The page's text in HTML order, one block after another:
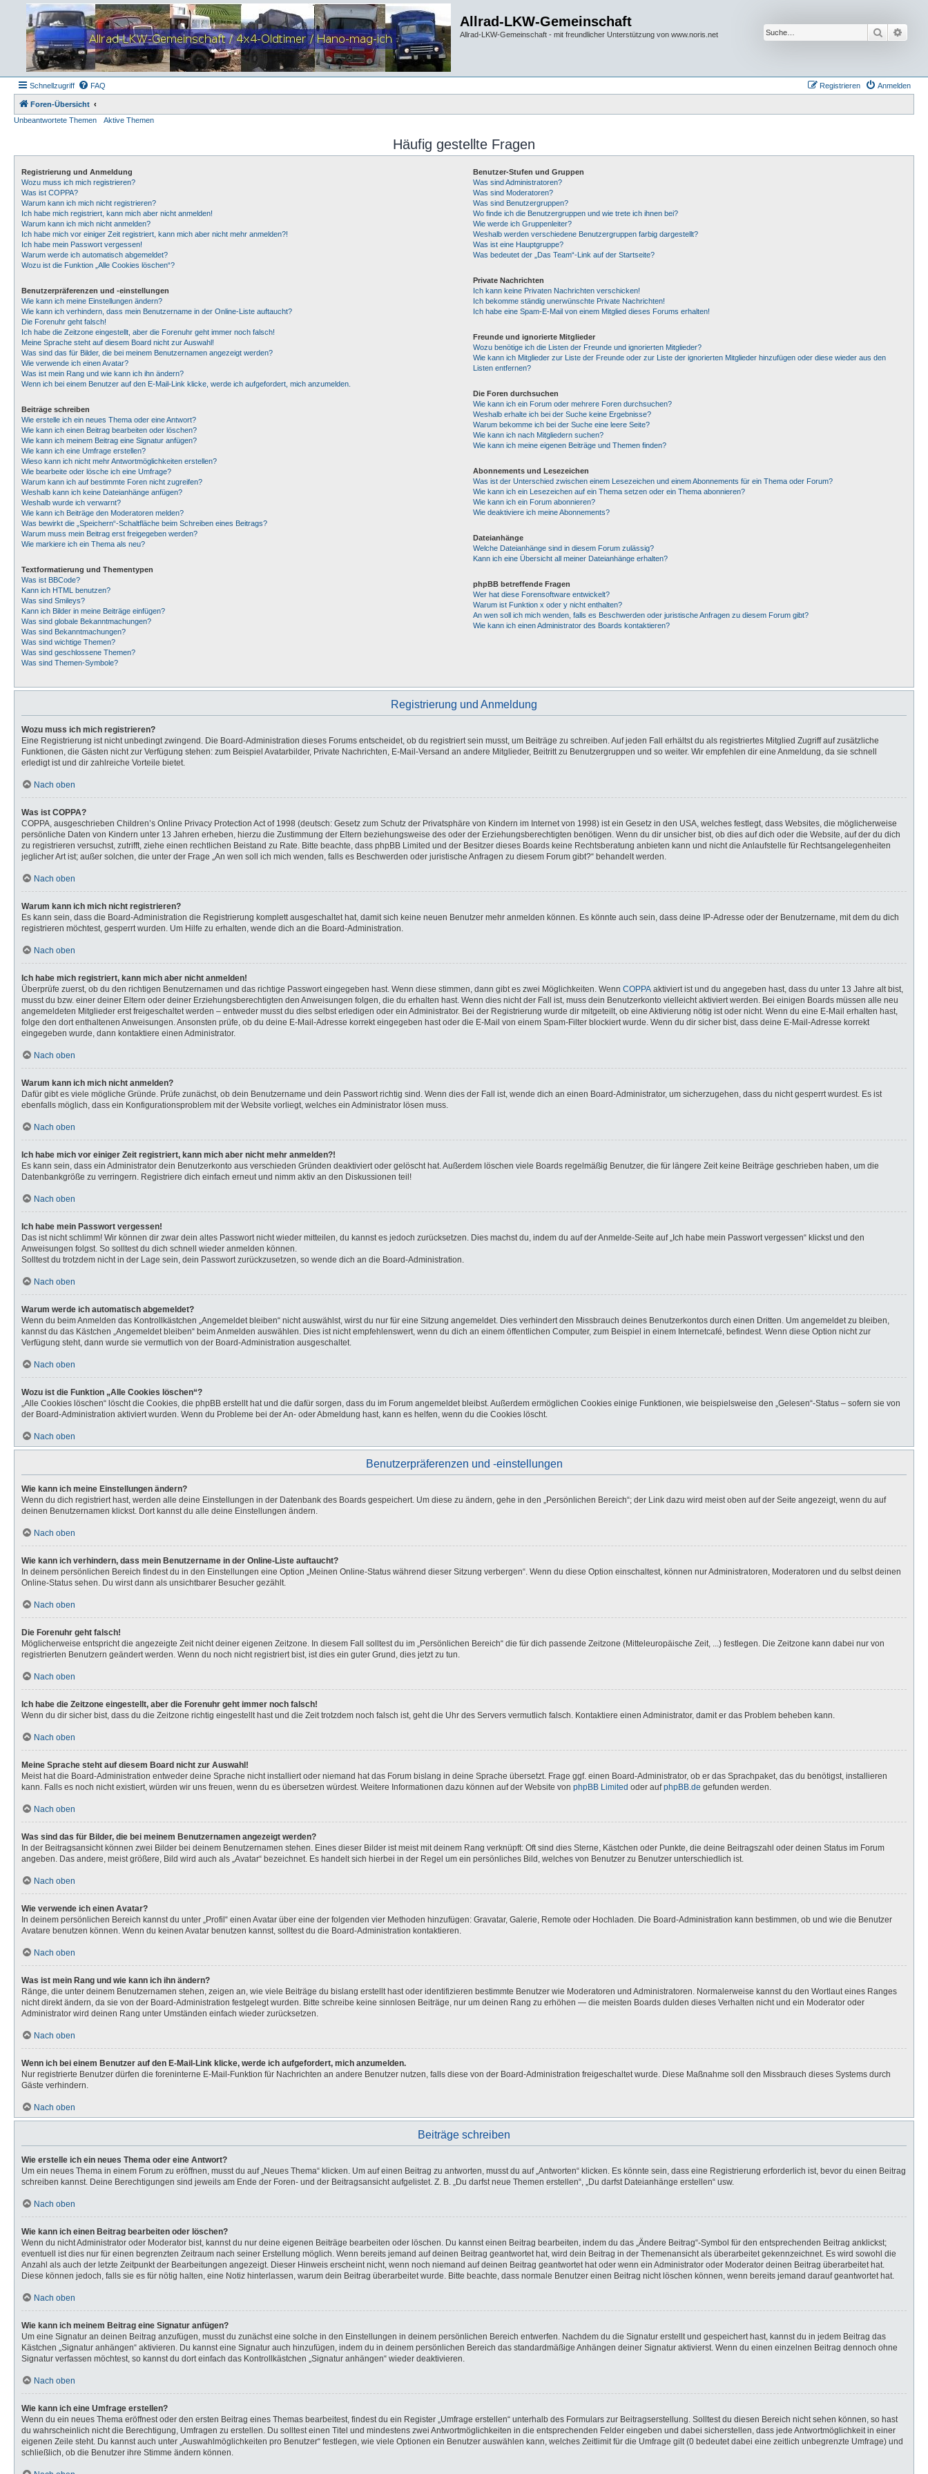
Allrad-LKW-Gemeinschaft
Allrad-LKW-Gemeinschaft - mit freundlicher Unterstützung von www.noris.net Suche
Schnellzugriff FAQ Anmelden
Registrieren
Foren-Übersicht
Unbeantwortete Themen
Aktive Themen
Häufig gestellte Fragen
Registrierung und Anmeldung
Wozu muss ich mich registrieren?
Was ist COPPA?
Warum kann ich mich nicht registrieren?
Ich habe mich registriert, kann mich aber nicht anmelden!
Warum kann ich mich nicht anmelden?
Ich habe mich vor einiger Zeit registriert, kann mich aber nicht mehr anmelden?!
Ich habe mein Passwort vergessen!
Warum werde ich automatisch abgemeldet?
Wozu ist die Funktion „Alle Cookies löschen“?
Benutzerpräferenzen und -einstellungen
Wie kann ich meine Einstellungen ändern?
Wie kann ich verhindern, dass mein Benutzername in der Online-Liste auftaucht?
Die Forenuhr geht falsch!
Ich habe die Zeitzone eingestellt, aber die Forenuhr geht immer noch falsch!
Meine Sprache steht auf diesem Board nicht zur Auswahl!
Was sind das für Bilder, die bei meinem Benutzernamen angezeigt werden?
Wie verwende ich einen Avatar?
Was ist mein Rang und wie kann ich ihn ändern?
Wenn ich bei einem Benutzer auf den E-Mail-Link klicke, werde ich aufgefordert, mich anzumelden.
Beiträge schreiben
Wie erstelle ich ein neues Thema oder eine Antwort?
Wie kann ich einen Beitrag bearbeiten oder löschen?
Wie kann ich meinem Beitrag eine Signatur anfügen?
Wie kann ich eine Umfrage erstellen?
Wieso kann ich nicht mehr Antwortmöglichkeiten erstellen?
Wie bearbeite oder lösche ich eine Umfrage?
Warum kann ich auf bestimmte Foren nicht zugreifen?
Weshalb kann ich keine Dateianhänge anfügen?
Weshalb wurde ich verwarnt?
Wie kann ich Beiträge den Moderatoren melden?
Was bewirkt die „Speichern“-Schaltfläche beim Schreiben eines Beitrags?
Warum muss mein Beitrag erst freigegeben werden?
Wie markiere ich ein Thema als neu?
Textformatierung und Thementypen
Was ist BBCode?
Kann ich HTML benutzen?
Was sind Smileys?
Kann ich Bilder in meine Beiträge einfügen?
Was sind globale Bekanntmachungen?
Was sind Bekanntmachungen?
Was sind wichtige Themen?
Was sind geschlossene Themen?
Was sind Themen-Symbole?
Benutzer-Stufen und Gruppen
Was sind Administratoren?
Was sind Moderatoren?
Was sind Benutzergruppen?
Wo finde ich die Benutzergruppen und wie trete ich ihnen bei?
Wie werde ich Gruppenleiter?
Weshalb werden verschiedene Benutzergruppen farbig dargestellt?
Was ist eine Hauptgruppe?
Was bedeutet der „Das Team“-Link auf der Startseite?
Private Nachrichten
Ich kann keine Privaten Nachrichten verschicken!
Ich bekomme ständig unerwünschte Private Nachrichten!
Ich habe eine Spam-E-Mail von einem Mitglied dieses Forums erhalten!
Freunde und ignorierte Mitglieder
Wozu benötige ich die Listen der Freunde und ignorierten Mitglieder?
Wie kann ich Mitglieder zur Liste der Freunde oder zur Liste der ignorierten Mitglieder hinzufügen oder diese wieder aus den
Listen entfernen?
Die Foren durchsuchen
Wie kann ich ein Forum oder mehrere Foren durchsuchen?
Weshalb erhalte ich bei der Suche keine Ergebnisse?
Warum bekomme ich bei der Suche eine leere Seite?
Wie kann ich nach Mitgliedern suchen?
Wie kann ich meine eigenen Beiträge und Themen finden?
Abonnements und Lesezeichen
Was ist der Unterschied zwischen einem Lesezeichen und einem Abonnements für ein Thema oder Forum?
Wie kann ich ein Lesezeichen auf ein Thema setzen oder ein Thema abonnieren?
Wie kann ich ein Forum abonnieren?
Wie deaktiviere ich meine Abonnements?
Dateianhänge
Welche Dateianhänge sind in diesem Forum zulässig?
Kann ich eine Übersicht all meiner Dateianhänge erhalten?
phpBB betreffende Fragen
Wer hat diese Forensoftware entwickelt?
Warum ist Funktion x oder y nicht enthalten?
An wen soll ich mich wenden, falls es Beschwerden oder juristische Anfragen zu diesem Forum gibt?
Wie kann ich einen Administrator des Boards kontaktieren?
Registrierung und Anmeldung
Wozu muss ich mich registrieren?
Eine Registrierung ist nicht unbedingt zwingend. Die Board-Administration dieses Forums entscheidet, ob du registriert sein musst, um Beiträge zu schreiben. Auf jeden Fall erhältst du als registriertes Mitglied Zugriff auf zusätzliche
Funktionen, die Gästen nicht zur Verfügung stehen: zum Beispiel Avatarbilder, Private Nachrichten, E-Mail-Versand an andere Mitglieder, Beitritt zu Benutzergruppen und so weiter. Wir empfehlen dir eine Anmeldung, da sie schnell
erledigt ist und dir zahlreiche Vorteile bietet.
Nach oben
Was ist COPPA?
COPPA, ausgeschrieben Children’s Online Privacy Protection Act of 1998 (deutsch: Gesetz zum Schutz der Privatsphäre von Kindern im Internet von 1998) ist ein Gesetz in den USA, welches festlegt, dass Websites, die möglicherweise
persönliche Daten von Kindern unter 13 Jahren erheben, hierzu die Zustimmung der Eltern beziehungsweise des oder der Erziehungsberechtigten benötigen. Wenn du dir unsicher bist, ob dies auf dich oder die Website, auf der du dich
zu registrieren versuchst, zutrifft, ziehe einen rechtlichen Beistand zu Rate. Bitte beachte, dass phpBB Limited und der Besitzer dieses Boards keine Rechtsberatung anbieten kann und nicht die Anlaufstelle für Rechtsangelegenheiten
jeglicher Art ist; außer solchen, die unter der Frage „An wen soll ich mich wenden, falls es Beschwerden oder juristische Anfragen zu diesem Forum gibt?“ behandelt werden.
Nach oben
Warum kann ich mich nicht registrieren?
Es kann sein, dass die Board-Administration die Registrierung komplett ausgeschaltet hat, damit sich keine neuen Benutzer mehr anmelden können. Es könnte auch sein, dass deine IP-Adresse oder der Benutzername, mit dem du dich
registrieren möchtest, gesperrt wurden. Um Hilfe zu erhalten, wende dich an die Board-Administration.
Nach oben
Ich habe mich registriert, kann mich aber nicht anmelden!
Überprüfe zuerst, ob du den richtigen Benutzernamen und das richtige Passwort eingegeben hast. Wenn diese stimmen, dann gibt es zwei Möglichkeiten. Wenn COPPA aktiviert ist und du angegeben hast, dass du unter 13 Jahre alt bist,
musst du bzw. einer deiner Eltern oder deiner Erziehungsberechtigten den Anweisungen folgen, die du erhalten hast. Wenn dies nicht der Fall ist, muss dein Benutzerkonto vielleicht aktiviert werden. Bei einigen Boards müssen alle neu
angemeldeten Mitglieder erst freigeschaltet werden – entweder musst du dies selbst erledigen oder ein Administrator. Bei der Registrierung wurde dir mitgeteilt, ob eine Aktivierung nötig ist oder nicht. Wenn du eine E-Mail erhalten hast,
folge den dort enthaltenen Anweisungen. Ansonsten prüfe, ob du deine E-Mail-Adresse korrekt eingegeben hast oder die E-Mail von einem Spam-Filter blockiert wurde. Wenn du dir sicher bist, dass deine E-Mail-Adresse korrekt
eingegeben wurde, dann kontaktiere einen Administrator.
Nach oben
Warum kann ich mich nicht anmelden?
Dafür gibt es viele mögliche Gründe. Prüfe zunächst, ob dein Benutzername und dein Passwort richtig sind. Wenn dies der Fall ist, wende dich an einen Board-Administrator, um sicherzugehen, dass du nicht gesperrt wurdest. Es ist
ebenfalls möglich, dass ein Konfigurationsproblem mit der Website vorliegt, welches ein Administrator lösen muss.
Nach oben
Ich habe mich vor einiger Zeit registriert, kann mich aber nicht mehr anmelden?!
Es kann sein, dass ein Administrator dein Benutzerkonto aus verschieden Gründen deaktiviert oder gelöscht hat. Außerdem löschen viele Boards regelmäßig Benutzer, die für längere Zeit keine Beiträge geschrieben haben, um die
Datenbankgröße zu verringern. Registriere dich einfach erneut und nimm aktiv an den Diskussionen teil!
Nach oben
Ich habe mein Passwort vergessen!
Das ist nicht schlimm! Wir können dir zwar dein altes Passwort nicht wieder mitteilen, du kannst es jedoch zurücksetzen. Dies machst du, indem du auf der Anmelde-Seite auf „Ich habe mein Passwort vergessen“ klickst und den
Anweisungen folgst. So solltest du dich schnell wieder anmelden können.
Solltest du trotzdem nicht in der Lage sein, dein Passwort zurückzusetzen, so wende dich an die Board-Administration.
Nach oben
Warum werde ich automatisch abgemeldet?
Wenn du beim Anmelden das Kontrollkästchen „Angemeldet bleiben“ nicht auswählst, wirst du nur für eine Sitzung angemeldet. Dies verhindert den Missbrauch deines Benutzerkontos durch einen Dritten. Um angemeldet zu bleiben,
kannst du das Kästchen „Angemeldet bleiben“ beim Anmelden auswählen. Dies ist nicht empfehlenswert, wenn du dich an einem öffentlichen Computer, zum Beispiel in einem Internetcafé, befindest. Wenn diese Option nicht zur
Verfügung steht, dann wurde sie vermutlich von der Board-Administration ausgeschaltet.
Nach oben
Wozu ist die Funktion „Alle Cookies löschen“?
„Alle Cookies löschen“ löscht die Cookies, die phpBB erstellt hat und die dafür sorgen, dass du im Forum angemeldet bleibst. Außerdem ermöglichen Cookies einige Funktionen, wie beispielsweise den „Gelesen“-Status – sofern sie von
der Board-Administration aktiviert wurden. Wenn du Probleme bei der An- oder Abmeldung hast, kann es helfen, wenn du die Cookies löscht.
Nach oben
Benutzerpräferenzen und -einstellungen
Wie kann ich meine Einstellungen ändern?
Wenn du dich registriert hast, werden alle deine Einstellungen in der Datenbank des Boards gespeichert. Um diese zu ändern, gehe in den „Persönlichen Bereich“; der Link dazu wird meist oben auf der Seite angezeigt, wenn du auf
deinen Benutzernamen klickst. Dort kannst du alle deine Einstellungen ändern.
Nach oben
Wie kann ich verhindern, dass mein Benutzername in der Online-Liste auftaucht?
In deinem persönlichen Bereich findest du in den Einstellungen eine Option „Meinen Online-Status während dieser Sitzung verbergen“. Wenn du diese Option einschaltest, können nur Administratoren, Moderatoren und du selbst deinen
Online-Status sehen. Du wirst dann als unsichtbarer Besucher gezählt.
Nach oben
Die Forenuhr geht falsch!
Möglicherweise entspricht die angezeigte Zeit nicht deiner eigenen Zeitzone. In diesem Fall solltest du im „Persönlichen Bereich“ die für dich passende Zeitzone (Mitteleuropäische Zeit, ...) festlegen. Die Zeitzone kann dabei nur von
registrierten Benutzern geändert werden. Wenn du noch nicht registriert bist, ist dies ein guter Grund, dies jetzt zu tun.
Nach oben
Ich habe die Zeitzone eingestellt, aber die Forenuhr geht immer noch falsch!
Wenn du dir sicher bist, dass du die Zeitzone richtig eingestellt hast und die Zeit trotzdem noch falsch ist, geht die Uhr des Servers vermutlich falsch. Kontaktiere einen Administrator, damit er das Problem beheben kann.
Nach oben
Meine Sprache steht auf diesem Board nicht zur Auswahl!
Meist hat die Board-Administration entweder deine Sprache nicht installiert oder niemand hat das Forum bislang in deine Sprache übersetzt. Frage ggf. einen Board-Administrator, ob er das Sprachpaket, das du benötigst, installieren
kann. Falls es noch nicht existiert, würden wir uns freuen, wenn du es übersetzen würdest. Weitere Informationen dazu können auf der Website von phpBB Limited oder aufphpBB.de gefunden werden.
Nach oben
Was sind das für Bilder, die bei meinem Benutzernamen angezeigt werden?
In der Beitragsansicht können zwei Bilder bei deinem Benutzernamen stehen. Eines dieser Bilder ist meist mit deinem Rang verknüpft: Oft sind dies Sterne, Kästchen oder Punkte, die deine Beitragszahl oder deinen Status im Forum
angeben. Das andere, meist größere, Bild wird auch als „Avatar“ bezeichnet. Es handelt sich hierbei in der Regel um ein persönliches Bild, welches von Benutzer zu Benutzer unterschiedlich ist.
Nach oben
Wie verwende ich einen Avatar?
In deinem persönlichen Bereich kannst du unter „Profil“ einen Avatar über eine der folgenden vier Methoden hinzufügen: Gravatar, Galerie, Remote oder Hochladen. Die Board-Administration kann bestimmen, ob und wie die Benutzer
Avatare benutzen können. Wenn du keinen Avatar benutzen kannst, solltest du die Board-Administration kontaktieren.
Nach oben
Was ist mein Rang und wie kann ich ihn ändern?
Ränge, die unter deinem Benutzernamen stehen, zeigen an, wie viele Beiträge du bislang erstellt hast oder identifizieren bestimmte Benutzer wie Moderatoren und Administratoren. Normalerweise kannst du den Wortlaut eines Ranges
nicht direkt ändern, da sie von der Board-Administration festgelegt wurden. Bitte schreibe keine sinnlosen Beiträge, nur um deinen Rang zu erhöhen — die meisten Boards dulden dieses Verhalten nicht und ein Moderator oder
Administrator wird deinen Rang unter Umständen einfach wieder zurücksetzen.
Nach oben
Wenn ich bei einem Benutzer auf den E-Mail-Link klicke, werde ich aufgefordert, mich anzumelden.
Nur registrierte Benutzer dürfen die foreninterne E-Mail-Funktion für Nachrichten an andere Benutzer nutzen, falls diese von der Board-Administration freigeschaltet wurde. Diese Maßnahme soll den Missbrauch dieses Systems durch
Gäste verhindern.
Nach oben
Beiträge schreiben
Wie erstelle ich ein neues Thema oder eine Antwort?
Um ein neues Thema in einem Forum zu eröffnen, musst du auf „Neues Thema“ klicken. Um auf einen Beitrag zu antworten, musst du auf „Antworten“ klicken. Es könnte sein, dass eine Registrierung erforderlich ist, bevor du einen Beitrag
schreiben kannst. Deine Berechtigungen sind jeweils am Ende der Foren- und der Beitragsansicht aufgelistet. Z. B. „Du darfst neue Themen erstellen“, „Du darfst Dateianhänge erstellen“ usw.
Nach oben
Wie kann ich einen Beitrag bearbeiten oder löschen?
Wenn du nicht Administrator oder Moderator bist, kannst du nur deine eigenen Beiträge bearbeiten oder löschen. Du kannst einen Beitrag bearbeiten, indem du das „Ändere Beitrag“-Symbol für den entsprechenden Beitrag anklickst;
eventuell ist dies nur für einen begrenzten Zeitraum nach seiner Erstellung möglich. Wenn bereits jemand auf deinen Beitrag geantwortet hat, wird dein Beitrag in der Themenansicht als überarbeitet gekennzeichnet. Es wird sowohl die
Anzahl als auch der letzte Zeitpunkt der Bearbeitungen angezeigt. Dieser Hinweis erscheint nicht, wenn noch niemand auf deinen Beitrag geantwortet hat oder wenn ein Administrator oder Moderator deinen Beitrag überarbeitet hat.
Diese können jedoch, falls sie es für nötig halten, eine Notiz hinterlassen, warum dein Beitrag überarbeitet wurde. Bitte beachte, dass normale Benutzer einen Beitrag nicht löschen können, wenn bereits jemand darauf geantwortet hat.
Nach oben
Wie kann ich meinem Beitrag eine Signatur anfügen?
Um eine Signatur an deinen Beitrag anzufügen, musst du zunächst eine solche in den Einstellungen in deinem persönlichen Bereich entwerfen. Nachdem du die Signatur erstellt und gespeichert hast, kannst du in jedem Beitrag das
Kästchen „Signatur anhängen“ aktivieren. Du kannst eine Signatur auch hinzufügen, indem du in deinem persönlichen Bereich das standardmäßige Anhängen deiner Signatur aktivierst. Wenn du einen einzelnen Beitrag dennoch ohne
Signatur verfassen möchtest, so kannst du dort einfach das Kontrollkästchen „Signatur anhängen“ wieder deaktivieren.
Nach oben
Wie kann ich eine Umfrage erstellen?
Wenn du ein neues Thema eröffnest oder den ersten Beitrag eines Themas bearbeitest, findest du ein Register „Umfrage erstellen“ unterhalb des Formulars zur Beitragserstellung. Solltest du diesen Bereich nicht sehen können, so hast
du wahrscheinlich nicht die Berechtigung, Umfragen zu erstellen. Du solltest einen Titel und mindestens zwei Antwortmöglichkeiten in die entsprechenden Felder eingeben und dabei sicherstellen, dass jede Antwortmöglichkeit in einer
eigenen Zeile steht. Du kannst auch unter „Auswahlmöglichkeiten pro Benutzer“ festlegen, wie viele Optionen ein Benutzer auswählen kann, welches Zeitlimit für die Umfrage gilt (0 bedeutet dabei eine zeitlich unbegrenzte Umfrage) und
schließlich, ob die Benutzer ihre Stimme ändern können.